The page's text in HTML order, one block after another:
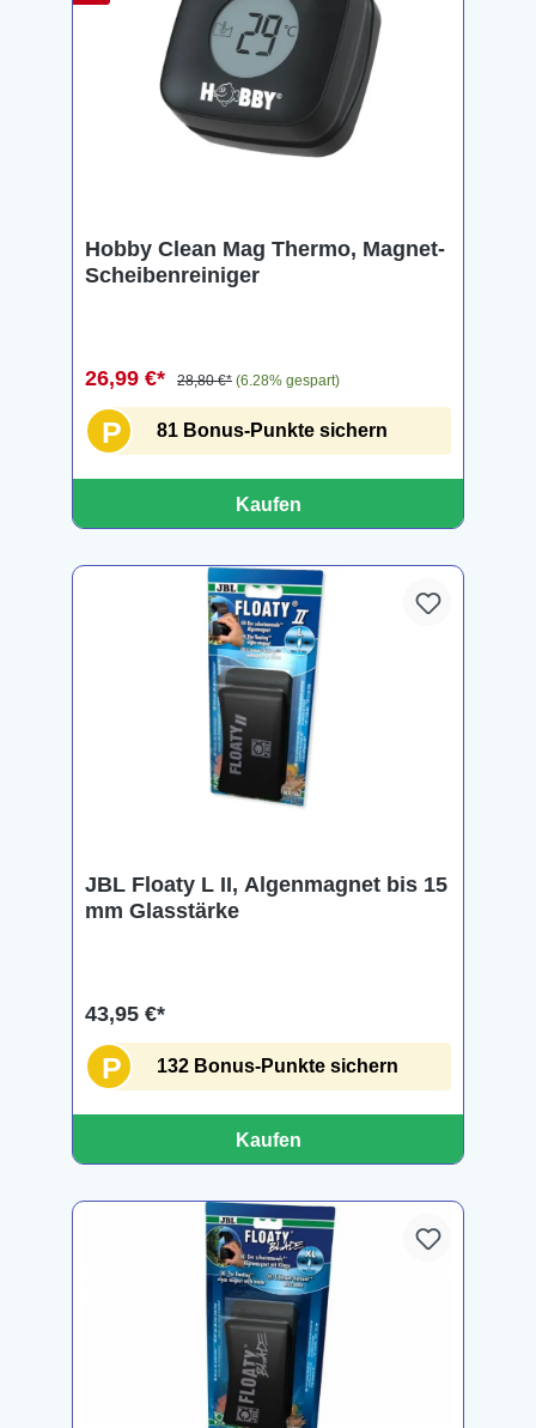
Hobby Clean Mag Thermo, Magnet-
Scheibenreiniger
26,99 €* 28,80 €* (6.28% gespart)
P 81 Bonus-Punkte sichern
Kaufen
JBL Floaty L II, Algenmagnet bis 15
mm Glasstärke
43,95 €*
P 132 Bonus-Punkte sichern
Kaufen